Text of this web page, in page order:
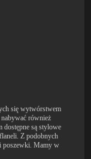
się wytwórstwem
również
dostępne są stylowe
Z podobnych
poszewki. Mamy w